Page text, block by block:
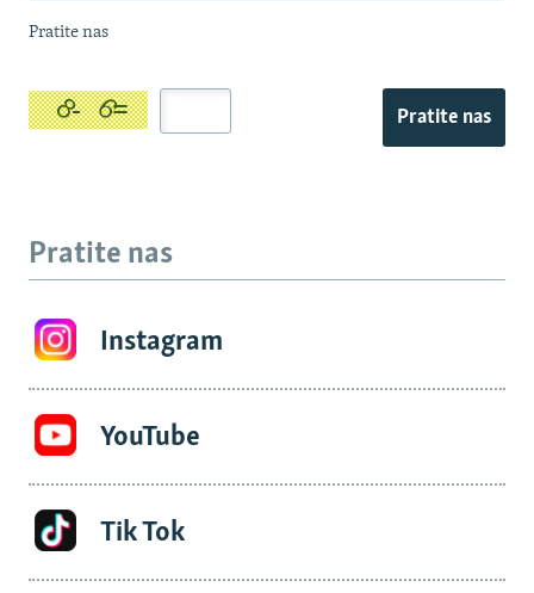
Pratite nas
Pratite nas
Pratite nas
Instagram
YouTube
Tik Tok